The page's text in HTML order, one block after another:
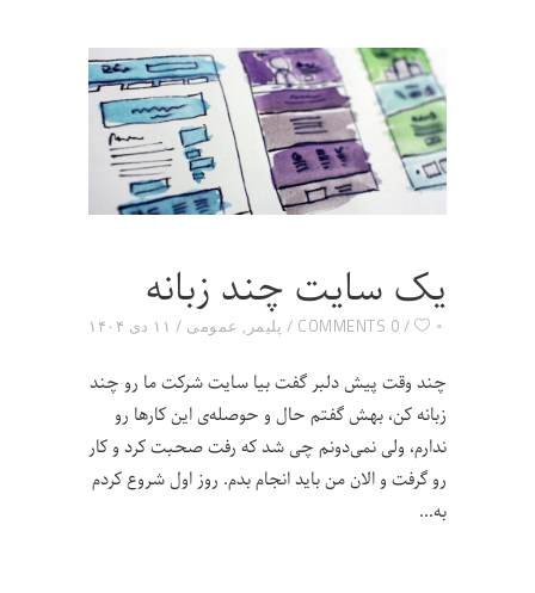
یک سایت چند زبانه
۱۱ دی ۱۴۰۴ پلیمر , عمومی 0 COMMENTS ۰
چند وقت پیش دلبر گفت بیا سایت شرکت ما رو چند
زبانه کن، بهش گفتم حال و حوصله‌ی این کارها رو
ندارم، ولی نمی‌دونم چی شد که رفت صحبت کرد و کار
رو گرفت و الان من باید انجام بدم. روز اول شروع کردم
به